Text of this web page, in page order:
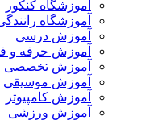
آموزشگاه کنکور
آموزشگاه
آموزش درسی
آموزش حرفه و
آموزش تخصصی
آموزش موسیقی
آموزش کامپیوتر
آموزش ورزشی